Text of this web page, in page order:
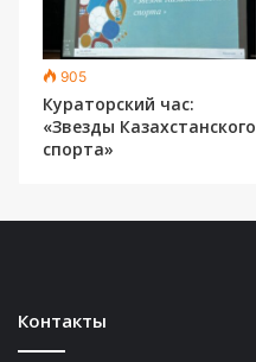
905
Кураторский час:
«Звезды Казахстанского
спорта»
Контакты